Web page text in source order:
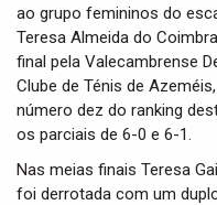
ao grupo femininos do
Teresa Almeida do
final pela Valecambrense
Clube de Ténis de
número dez do ranking
os parciais de 6-0 e 6-1.
Nas meias finais Teresa
foi derrotada com um